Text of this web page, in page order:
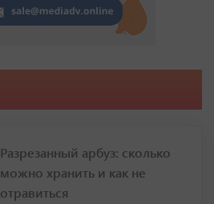
Разрезанный арбуз: сколько
можно хранить и как не
отравиться